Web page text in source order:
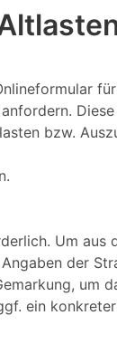
bzw.
Um aus
der
um
ein